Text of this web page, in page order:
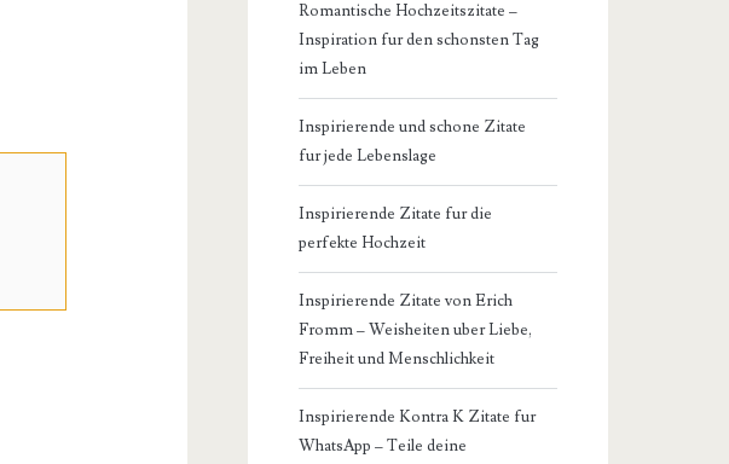
Romantische Hochzeitszitate –
Inspiration fur den schonsten Tag
im Leben
Inspirierende und schone Zitate
fur jede Lebenslage
Inspirierende Zitate fur die
perfekte Hochzeit
Inspirierende Zitate von Erich
Fromm – Weisheiten uber Liebe,
Freiheit und Menschlichkeit
Inspirierende Kontra K Zitate fur
WhatsApp – Teile deine